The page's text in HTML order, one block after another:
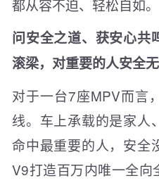
都从容不迫、轻松自如。
问安全之道、获安心共
滚梁，对重要的人安全
对于一台7座MPV而言
线。车上承载的是家人
命中最重要的人，安全
V9打造百万内唯一全向